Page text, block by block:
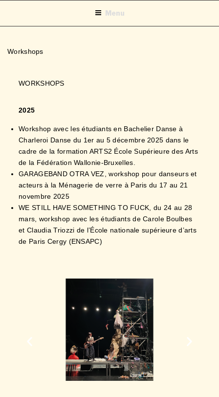
Menu
Workshops
WORKSHOPS
2025
Workshop avec les étudiants en Bachelier Danse à
Charleroi Danse du 1er au 5 décembre 2025 dans le
cadre de la formation ARTS2 École Supérieure des Arts
de la Fédération Wallonie-Bruxelles.
GARAGEBAND OTRA VEZ, workshop pour danseurs et
acteurs à la Ménagerie de verre à Paris du 17 au 21
novembre 2025
WE STILL HAVE SOMETHING TO FUCK, du 24 au 28
mars, workshop avec les étudiants de Carole Boulbes
et Claudia Triozzi de l’École nationale supérieure d’arts
de Paris Cergy (ENSAPC)